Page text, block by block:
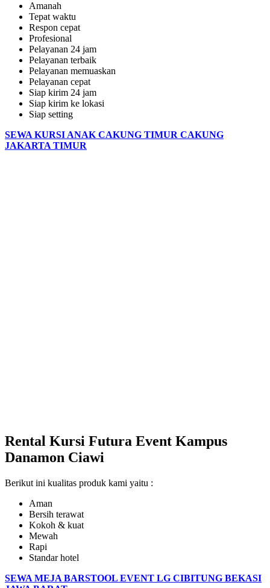
Amanah
Tepat waktu
Respon cepat
Profesional
Pelayanan 24 jam
Pelayanan terbaik
Pelayanan memuaskan
Pelayanan cepat
Siap kirim 24 jam
Siap kirim ke lokasi
Siap setting
SEWA KURSI ANAK CAKUNG TIMUR CAKUNG
JAKARTA TIMUR
Rental Kursi Futura Event Kampus
Danamon Ciawi
Berikut ini kualitas produk kami yaitu :
Aman
Bersih terawat
Kokoh & kuat
Mewah
Rapi
Standar hotel
SEWA MEJA BARSTOOL EVENT LG CIBITUNG BEKASI